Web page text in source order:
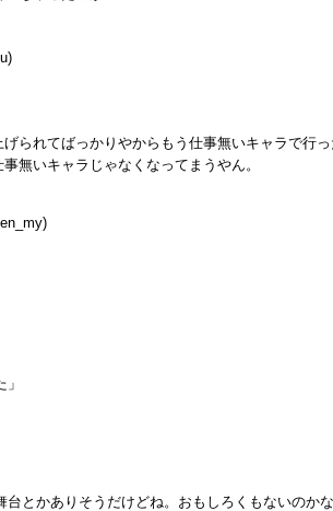
られてばっかりやからもう仕事無いキャラで行っ
無いキャラじゃなくなってまうやん。
台とかありそうだけどね。おもしろくもないのかな